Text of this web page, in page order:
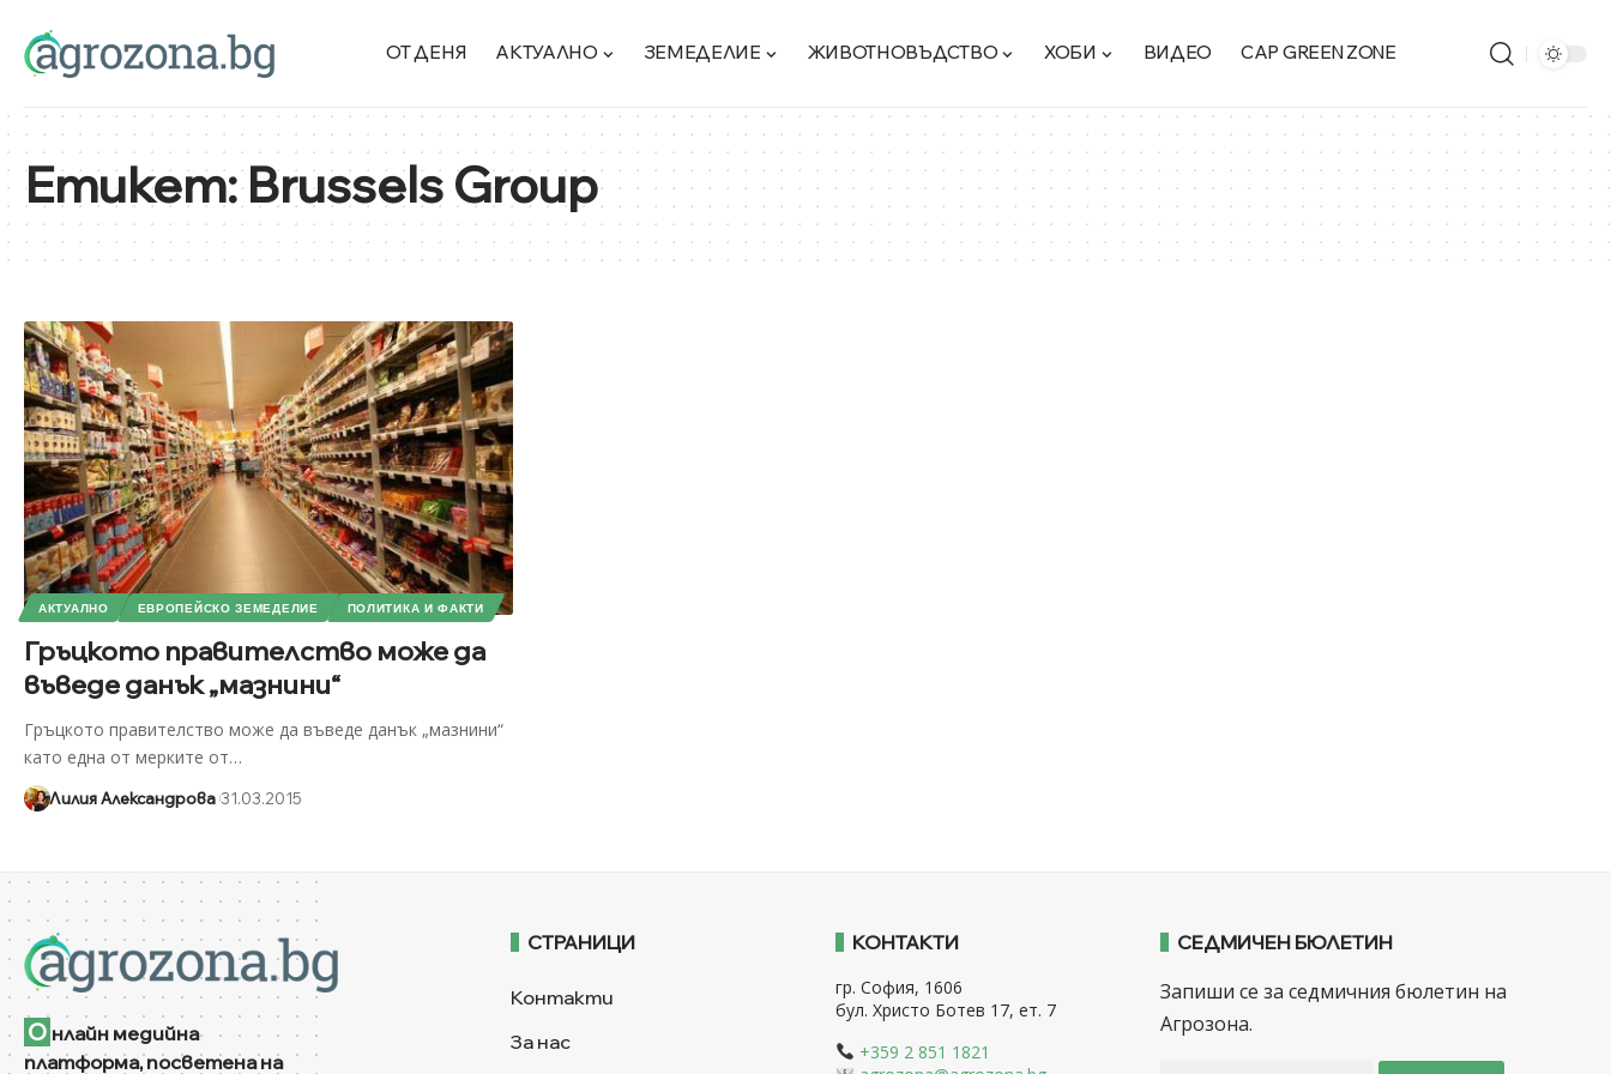
ОТ ДЕНЯ АКТУАЛНО ЗЕМЕДЕЛИЕ ЖИВОТНОВЪДСТВО ХОБИ ВИДЕО CAP GREEN ZONE
Етикет:Brussels Group
АКТУАЛНО ЕВРОПЕЙСКО ЗЕМЕДЕЛИЕ ПОЛИТИКА И ФАКТИ
Гръцкото правителство може да
въведе данък „мазнини“
Гръцкото правителство може да въведе данък „мазнини“
като една от мерките от…
Лилия Александрова 31.03.2015
О нлайн медийна
платформа, посветена на
СТРАНИЦИ
Контакти
За нас
КОНТАКТИ
гр. София, 1606
бул. Христо Ботев 17, ет. 7
+359 2 851 1821
СЕДМИЧЕН БЮЛЕТИН
Запиши се за седмичния бюлетин на
Агрозона.